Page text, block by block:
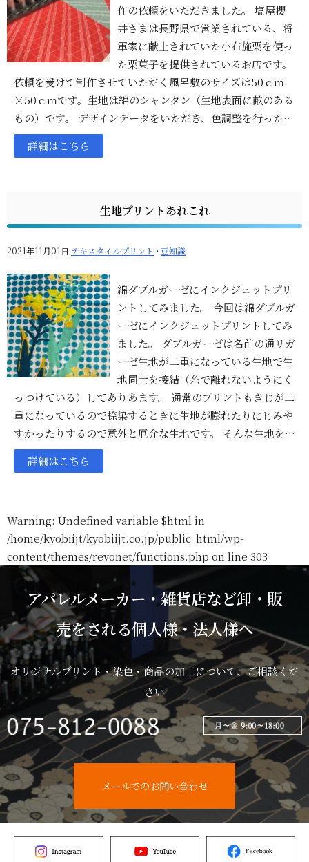
作の依頼をいただきました。 塩屋櫻
井さまは長野県で営業されている、将
軍家に献上されていた小布施栗を使っ
た栗菓子を提供されているお店です。
依頼を受けて制作させていただく風呂敷のサイズは50ｃｍ
×50ｃｍです。生地は綿のシャンタン（生地表面に畝のある
もの）です。 デザインデータをいただき、色調整を行った…
詳細はこちら
生地プリントあれこれ
2021年11月01日 テキスタイルプリント •豆知識
綿ダブルガーゼにインクジェットプリ
ントしてみました。 今回は綿ダブルガ
ーゼにインクジェットプリントしてみ
ました。 ダブルガーゼは名前の通リガ
ーゼ生地が二重になっている生地で生
地同士を接結（糸で離れないようにく
っつけている）してありあます。 通常のプリントもきじが二
重になっているので捺染するときに生地が膨れたりにじみや
すかったりするので意外と厄介な生地です。 そんな生地を…
詳細はこちら
Warning: Undefined variable $html in
/home/kyobiijt/kyobiijt.co.jp/public_html/wp-
content/themes/revonet/functions.php on line 303
アパレルメーカー・雑貨店など卸・販
売をされる個人様・法人様へ
オリジナルプリント・染色・商品の加工について、ご相談くだ
さい
メールでのお問い合わせ